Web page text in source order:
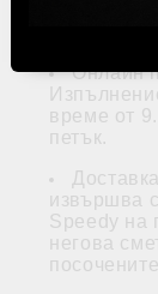
Онлайн
време от
петък.
извършва
Speedy на
негова